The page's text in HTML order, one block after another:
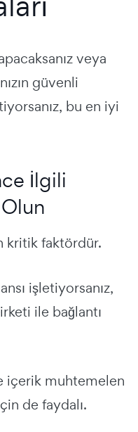
veya
güvenli
bu en iyi
İlgili
kritik faktördür.
işletiyorsanız,
ile bağlantı
içerik muhtemelen
de faydalı.